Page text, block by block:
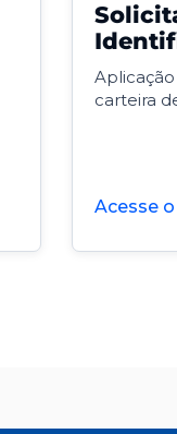
carteira
Acesse o